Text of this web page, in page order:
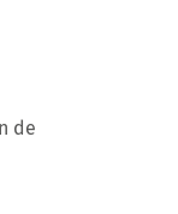
de